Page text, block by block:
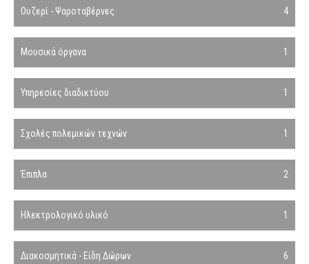
Ουζερί - Ψαροταβέρνες 4
Μουσικά όργανα 1
Υπηρεσίες διαδικτύου 1
Σχολές πολεμικών τεχνών 1
Έπιπλα 2
Ηλεκτρολογικό υλικό 1
Διακοσμητικά - Είδη Δώρων 6